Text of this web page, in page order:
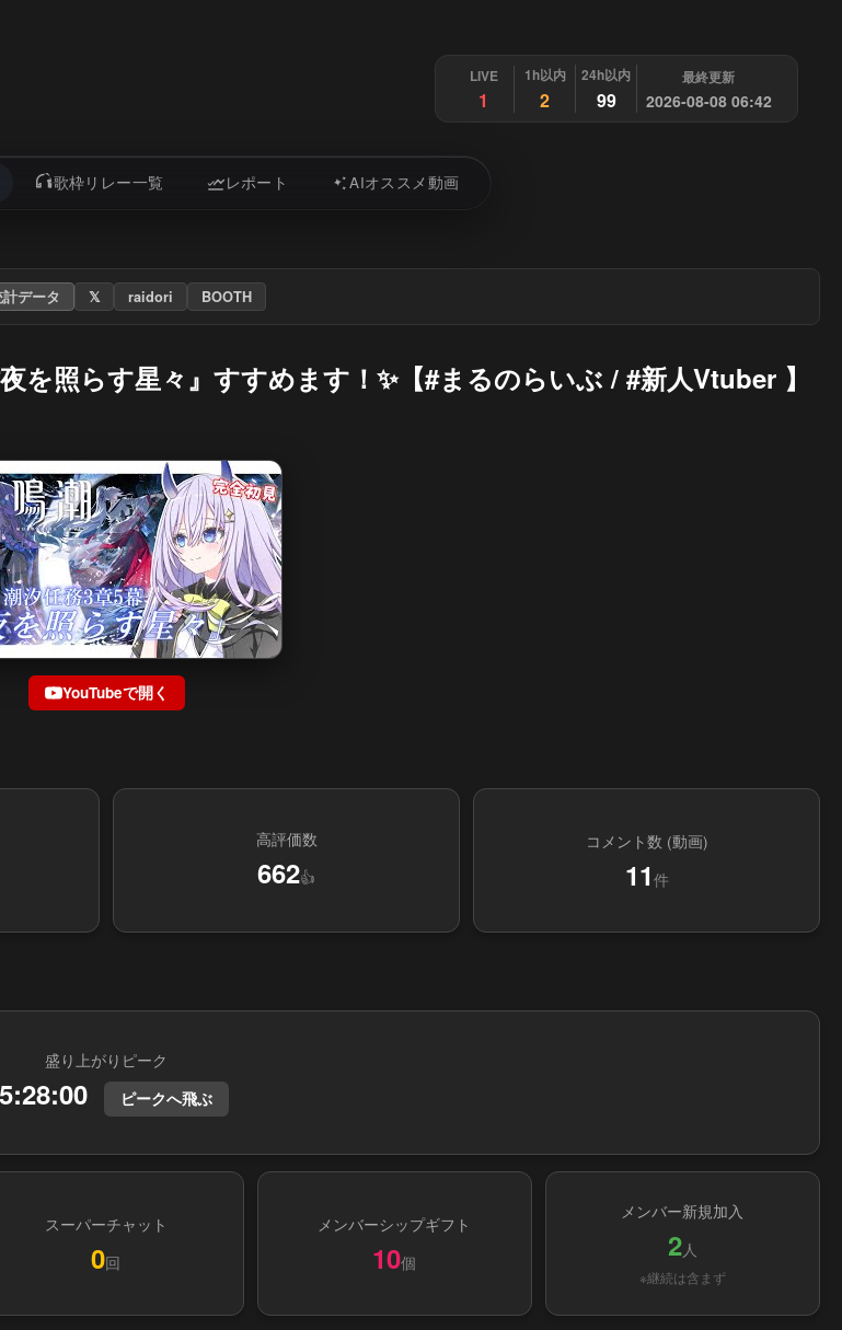
LIVE
1
1h以内
2
24h以内
99
最終更新
2026-08-08 06:42
歌枠リレー一覧 レポート AIオススメ動画
データ 𝕏 raidori BOOTH
を照らす星々』すすめます！✨【#まるのらいぶ / #新人Vtuber 】
YouTubeで開く
高評価数
662👍
コメント数 (動画)
11 件
盛り上がりピーク
ピークへ飛ぶ
スーパーチャット
0回
メンバーシップギフト
10個
メンバー新規加入
2人
※継続は含まず